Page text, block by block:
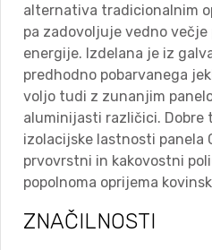
alternativa tradicionalnim
pa zadovoljuje vedno večje
energije. Izdelana je iz
predhodno pobarvanega
voljo tudi z zunanjim
aluminijasti različici. Dobre
izolacijske lastnosti panela
prvovrstni in kakovostni
popolnoma oprijema
ZNAČILNOSTI